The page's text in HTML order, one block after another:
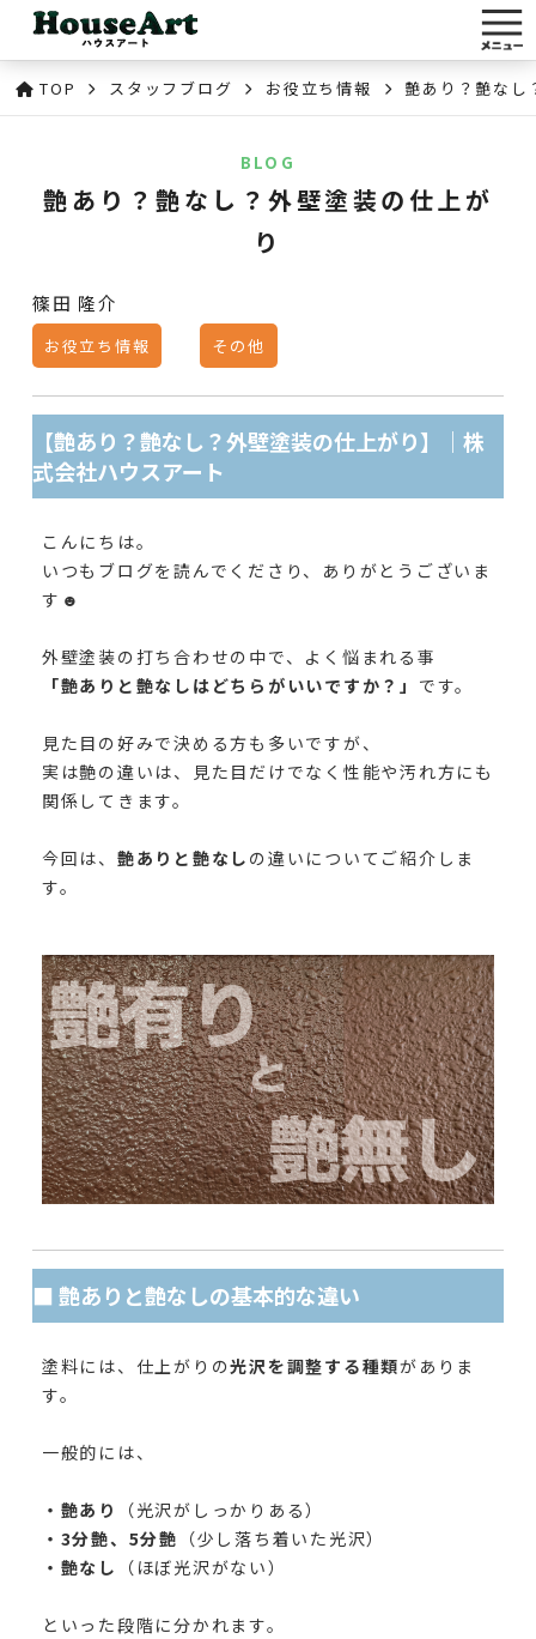
TOP スタッフブログ お役立ち情報 艶あり？艶なし
BLOG
艶あり？艶なし？外壁塗装の仕上が
り
篠田 隆介
お役立ち情報 その他
【艶あり？艶なし？外壁塗装の仕上がり】｜株
式会社ハウスアート
こんにちは。
いつもブログを読んでくださり、ありがとうございま
す ☻︎
外壁塗装の打ち合わせの中で、よく悩まれる事
「艶ありと艶なしはどちらがいいですか？」 です。
見た目の好みで決める方も多いですが、
実は艶の違いは、見た目だけでなく性能や汚れ方にも
関係してきます。
今回は、 艶ありと艶なし の違いについてご紹介しま
す。
■ 艶ありと艶なしの基本的な違い
塗料には、仕上がりの光沢を調整する種類がありま
す。
一般的には、
・艶あり
（光沢がしっかりある）
・3分艶、5分艶 （少し落ち着いた光沢）
・艶なし
（ほぼ光沢がない）
といった段階に分かれます。